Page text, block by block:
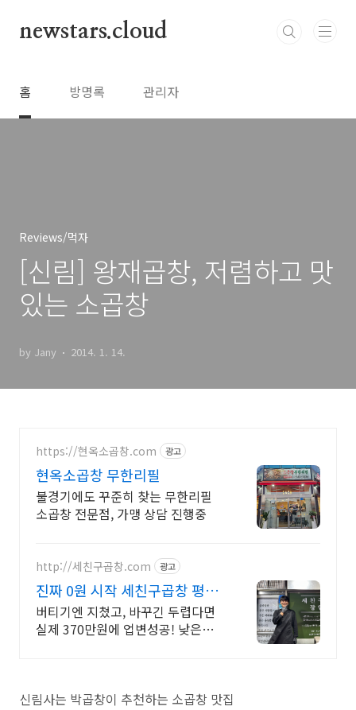
newstars.cloud
홈 방명록 관리자
Reviews/먹자
[신림] 왕재곱창, 저렴하고 맛
있는 소곱창
by Jany 2014. 1. 14.
https://현옥소곱창.com 광고
현옥소곱창 무한리필
불경기에도 꾸준히 찾는 무한리필
소곱창 전문점, 가맹 상담 진행중
http://세친구곱창.com 광고
진짜 0원 시작 세친구곱창 평균
창업비용 578만원!
버티기엔 지쳤고, 바꾸긴 두렵다면
실제 370만원에 업변성공! 낮은비
신림사는 박곱창이 추천하는 소곱창 맛집